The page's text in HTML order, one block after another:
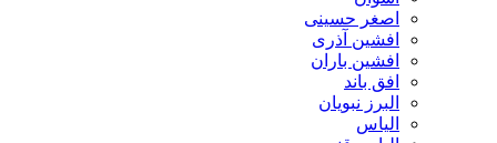
اصغر حسینی
افشین آذری
افشین باران
افق باند
البرز نبویان